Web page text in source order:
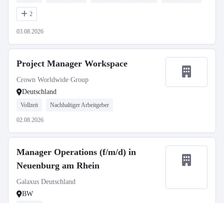
2
03.08.2026
Project Manager Workspace
Crown Worldwide Group
Deutschland
Vollzeit Nachhaltiger Arbeitgeber
02.08.2026
Manager Operations (f/m/d) in
Neuenburg am Rhein
Galaxus Deutschland
BW